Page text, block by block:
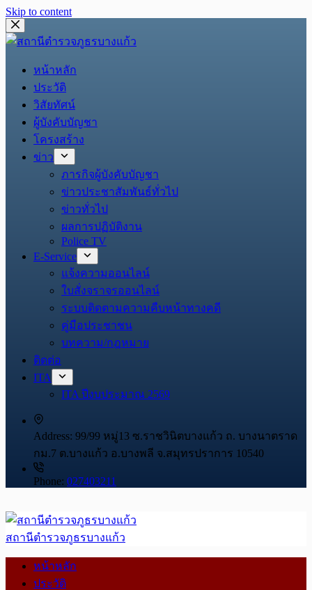
Skip to content
หน้าหลัก
ประวัติ
วิสัยทัศน์
ผู้บังคับบัญชา
โครงสร้าง
ข่าว
ภารกิจผู้บังคับบัญชา
ข่าวประชาสัมพันธ์ทั่วไป
ข่าวทั่วไป
ผลการปฏิบัติงาน
Police TV
E-Service
แจ้งความออนไลน์
ใบสั่งจราจรออนไลน์
ระบบติดตามความคืบหน้าทางคดี
คู่มือประชาชน
บทความ/กฎหมาย
ติดต่อ
ITA
ITA ปีงบประมาณ 2569
Address: 99/99 หมู่13 ซ.ราชวินิตบางแก้ว ถ. บางนาตราด
กม.7 ต.บางแก้ว อ.บางพลี จ.สมุทรปราการ 10540
Phone: 027403211
สถานีตำรวจภูธรบางแก้ว
หน้าหลัก
ประวัติ